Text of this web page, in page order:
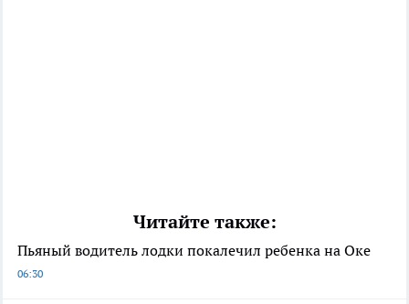
Читайте также:
Пьяный водитель лодки покалечил ребенка на Оке
06:30